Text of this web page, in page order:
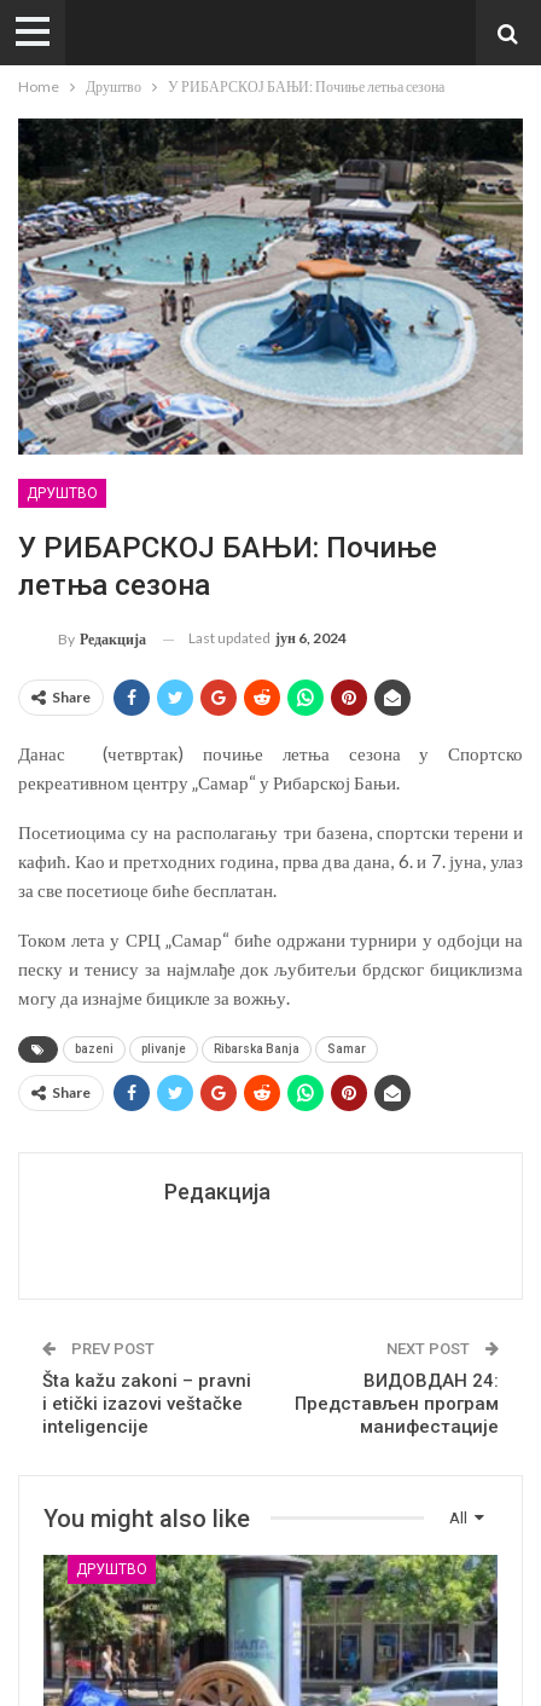
Home Друштво У РИБАРСКОЈ БАЊИ: Почиње летња сезона
ДРУШТВО
У РИБАРСКОЈ БАЊИ: Почиње
летња сезона
By Редакција Last updated јун 6, 2024
Share
Данас (четвртак) почиње летња сезона у Спортско
рекреативном центру „Самар“ у Рибарској Бањи.
Посетиоцима су на располагању три базена, спортски терени и
кафић. Као и претходних година, прва два дана, 6. и 7. јуна, улаз
за све посетиоце биће бесплатан.
Током лета у СРЦ „Самар“ биће одржани турнири у одбојци на
песку и тенису за најмлађе док љубитељи брдског бициклизма
могу да изнајме бицикле за вожњу.
bazeni plivanje Ribarska Banja Samar
Share
Редакција
PREV POST
Šta kažu zakoni – pravni
i etički izazovi veštačke
inteligencije
NEXT POST
ВИДОВДАН 24:
Представљен програм
манифестације
All
You might also like
ДРУШТВО